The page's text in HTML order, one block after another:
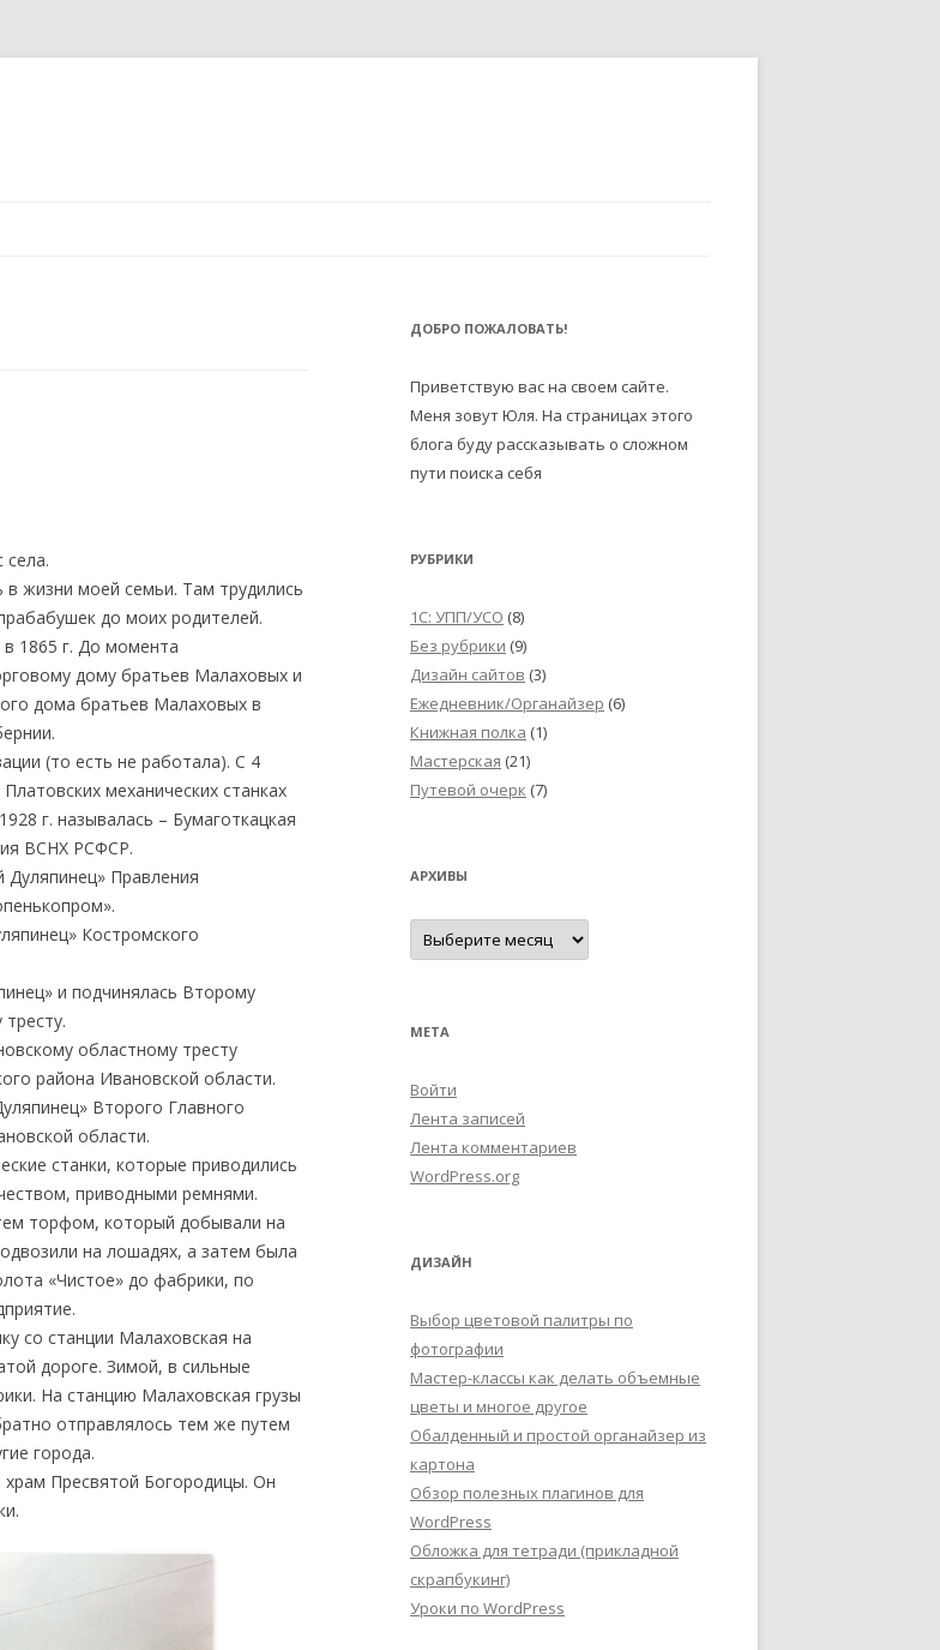
села.
жизни моей семьи. Там трудились
до моих родителей.
в 1865 г. До момента
дому братьев Малаховых и
дома братьев Малаховых в
(то есть не работала). С 4
механических станках
г. называлась – Бумаготкацкая
ВСНХ РСФСР.
Дуляпинец» Правления
Костромского
и подчинялась Второму
областному тресту
района Ивановской области.
Второго Главного
области.
станки, которые приводились
приводными ремнями.
торфом, который добывали на
на лошадях, а затем была
«Чистое» до фабрики, по
со станции Малаховская на
дороге. Зимой, в сильные
На станцию Малаховская грузы
отправлялось тем же путем
города.
храм Пресвятой Богородицы. Он
ДОБРО ПОЖАЛОВАТЬ!
Приветствую вас на своем сайте.
Меня зовут Юля. На страницах этого
блога буду рассказывать о сложном
пути поиска себя
РУБРИКИ
1С: УПП/УСО (8)
Без рубрики (9)
Дизайн сайтов (3)
Ежедневник/Органайзер (6)
Книжная полка (1)
Мастерская (21)
Путевой очерк (7)
АРХИВЫ
Архивы
МЕТА
Войти
Лента записей
Лента комментариев
WordPress.org
ДИЗАЙН
Выбор цветовой палитры по
фотографии
Мастер-классы как делать объемные
цветы и многое другое
Обалденный и простой органайзер из
картона
Обзор полезных плагинов для
WordPress
Обложка для тетради (прикладной
скрапбукинг)
Уроки по WordPress